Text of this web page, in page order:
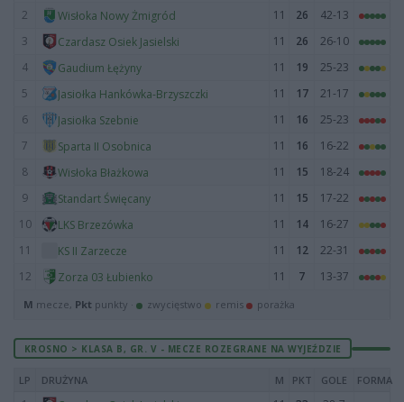
2
Wisłoka Nowy Żmigród 11 26
42-13
3
Czardasz Osiek Jasielski 11 26
26-10
4
Gaudium Łężyny 11 19
25-23
5
Jasiołka Hankówka-Brzyszczki 11 17
21-17
6
Jasiołka Szebnie 11 16
25-23
7
Sparta II Osobnica 11 16
16-22
8
Wisłoka Błażkowa 11 15
18-24
9
Standart Święcany 11 15
17-22
10
LKS Brzezówka 11 14
16-27
11
KS II Zarzecze 11 12
22-31
12
Zorza 03 Łubienko 11 7 13-37
M mecze, Pkt punkty · zwycięstwo remis porażka
KROSNO > KLASA B, GR. V - MECZE ROZEGRANE NA WYJEŹDZIE
LP DRUŻYNA M PKT GOLE FORMA